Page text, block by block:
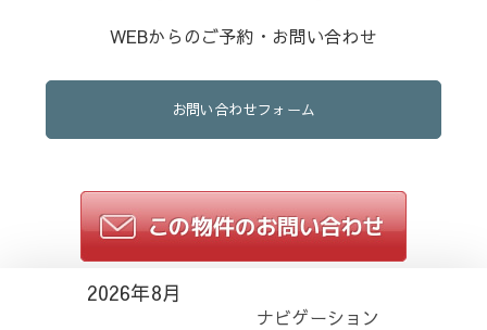
WEBからのご予約・お問い合わせ
お問い合わせフォーム
2026年8月
ナビゲーション